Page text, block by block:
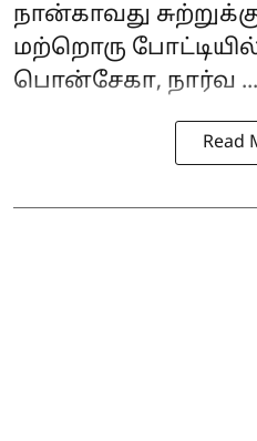
நான்காவது
மற்றொரு
பொன்சேகா, நார்வ ...
Read